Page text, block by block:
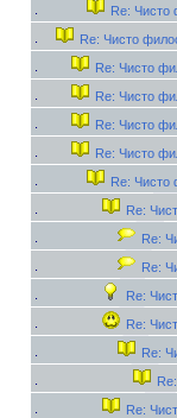
Re: Чисто
Re: Чисто
Re: Чисто
Re: Чисто
Re: Чисто
Re: Чисто
Re: Чисто
Re:
Re:
Re:
Re:
Re:
Re:
Re: